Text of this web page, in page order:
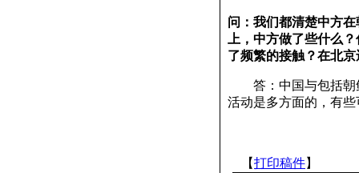
问：我们都清楚中方
上，中方做了些什么
了频繁的接触？在北
答：中国与包括朝
活动是多方面的，有
【打印稿件】